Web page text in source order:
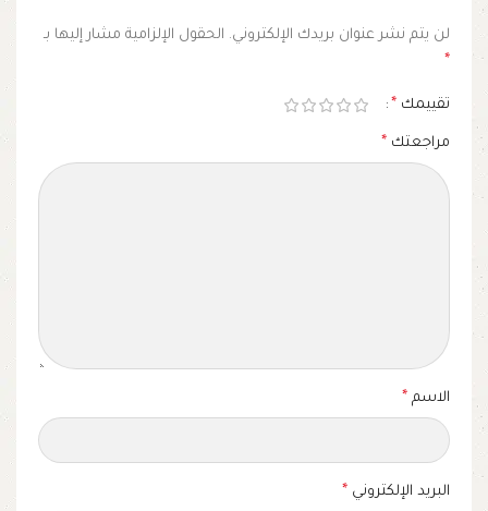
لن يتم نشر عنوان بريدك الإلكتروني. الحقول الإلزامية مشار إليها بـ
*
تقييمك *
مراجعتك *
الاسم *
البريد الإلكتروني *